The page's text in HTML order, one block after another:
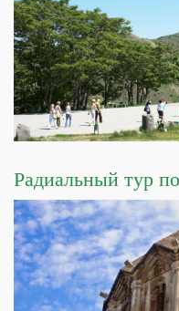
Радиальный тур